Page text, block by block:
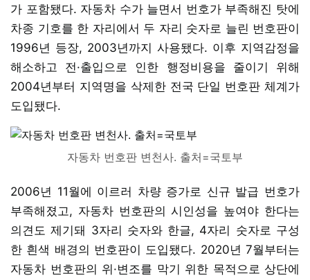
가 포함됐다. 자동차 수가 늘면서 번호가 부족해진 탓에
차종 기호를 한 자리에서 두 자리 숫자로 늘린 번호판이
1996년 등장, 2003년까지 사용됐다. 이후 지역감정을
해소하고 전·출입으로 인한 행정비용을 줄이기 위해
2004년부터 지역명을 삭제한 전국 단일 번호판 체계가
도입됐다.
자동차 번호판 변천사. 출처=국토부
2006년 11월에 이르러 차량 증가로 신규 발급 번호가
부족해졌고, 자동차 번호판의 시인성을 높여야 한다는
의견도 제기돼 3자리 숫자와 한글, 4자리 숫자로 구성
한 흰색 배경의 번호판이 도입됐다. 2020년 7월부터는
자동차 번호판의 위·변조를 막기 위한 목적으로 상단에